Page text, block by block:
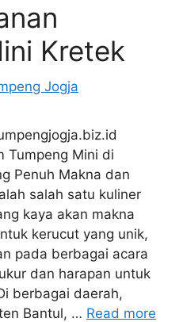
Kretek
Jogja
Tumpeng Mini di
Penuh Makna dan
salah satu kuliner
kaya akan makna
kerucut yang unik,
pada berbagai acara
dan harapan untuk
berbagai daerah,
Bantul, … Read more